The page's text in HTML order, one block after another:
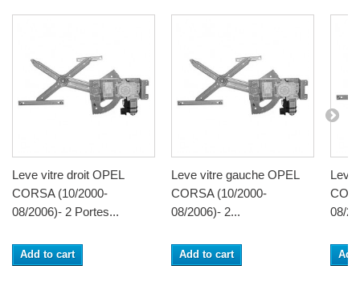
Leve vitre droit OPEL
CORSA (10/2000-
08/2006)- 2 Portes...
Add to cart
Leve vitre gauche OPEL
CORSA (10/2000-
08/2006)- 2...
Add to cart
Leve
08/